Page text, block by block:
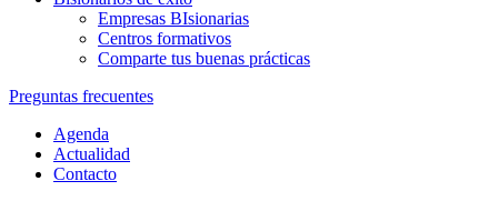
Empresas BIsionarias
Centros formativos
Comparte tus buenas prácticas
Preguntas frecuentes
Agenda
Actualidad
Contacto